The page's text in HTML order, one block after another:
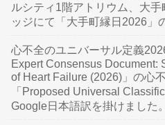
ルシティ1階アトリウム、大
ッジにて「大手町縁日2026」
心不全のユニバーサル定義
Expert Consensus Document:
of Heart Failure (2026)」の心
「Proposed Universal
Google日本語訳を掛けました。